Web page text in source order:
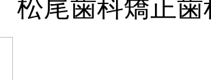
松尾歯科矯正